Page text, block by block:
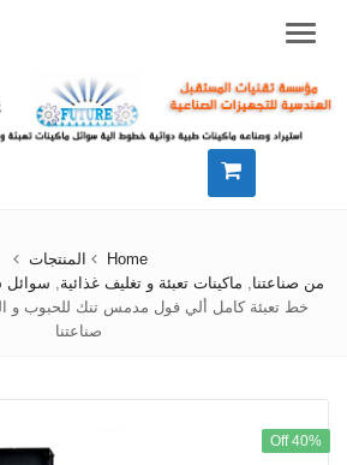
Menu
Home
المنتجات
من صناعتنا
ماكينات تعبئة و تغليف غذائية
سوائل
صناعتنا
40% Off